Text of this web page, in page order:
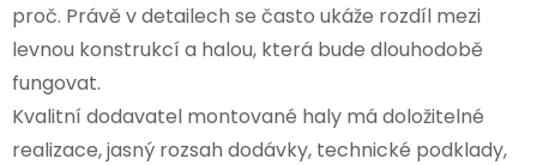
proč. Právě v detailech se často ukáže rozdíl mezi
levnou konstrukcí a halou, která bude dlouhodobě
fungovat.
Kvalitní dodavatel montované haly má doložitelné
realizace, jasný rozsah dodávky, technické podklady,